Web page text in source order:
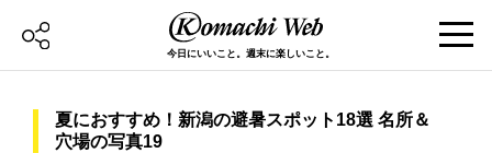
今日にいいこと。週末に楽しいこと。
夏におすすめ！新潟の避暑スポット18選 名所＆
穴場の写真19